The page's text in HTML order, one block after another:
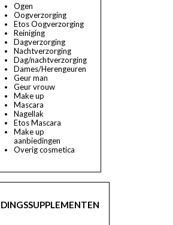
Ogen
Oogverzorging
Etos Oogverzorging
Reiniging
Dagverzorging
Nachtverzorging
Dag/nachtverzorging
Dames/Herengeuren
Geur man
Geur vrouw
Make up
Mascara
Nagellak
Etos Mascara
Make up
aanbiedingen
Overig cosmetica